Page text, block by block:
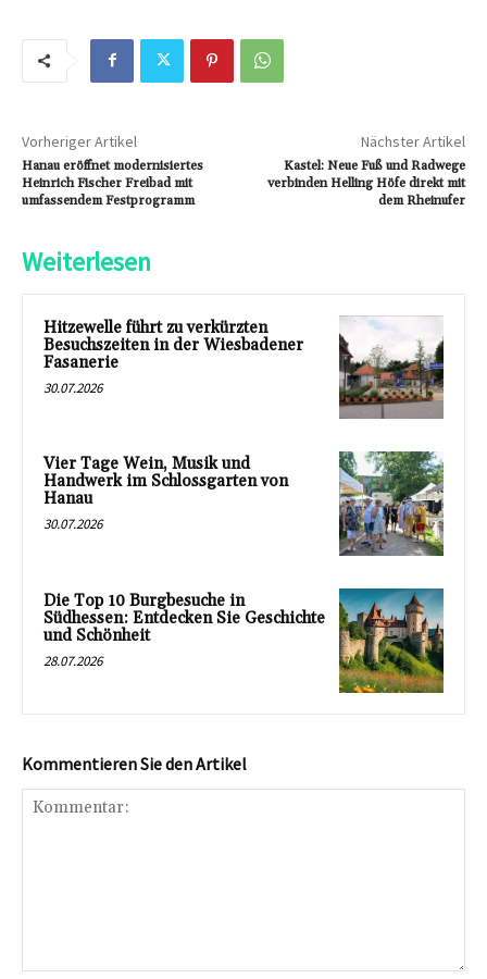
Vorheriger Artikel
Hanau eröffnet modernisiertes
Heinrich Fischer Freibad mit
umfassendem Festprogramm
Nächster Artikel
Kastel: Neue Fuß und Radwege
verbinden Helling Höfe direkt mit
dem Rheinufer
Weiterlesen
Hitzewelle führt zu verkürzten
Besuchszeiten in der Wiesbadener
Fasanerie
30.07.2026
Vier Tage Wein, Musik und
Handwerk im Schlossgarten von
Hanau
30.07.2026
Die Top 10 Burgbesuche in
Südhessen: Entdecken Sie Geschichte
und Schönheit
28.07.2026
Kommentieren Sie den Artikel